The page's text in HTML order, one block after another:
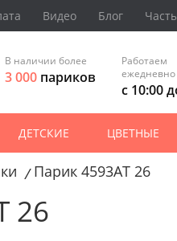
Видео Блог
В наличии более
3 000 париков
Работаем
ежедневно
с 10:00
ДЕТСКИЕ ЦВЕТНЫЕ
/ Парик 4593AT 26
26